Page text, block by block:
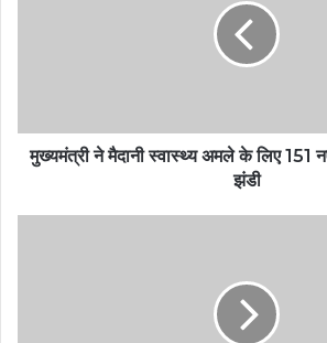
मुख्यमंत्री ने मैदानी स्वास्थ्य अमले के लिए 151
झंडी